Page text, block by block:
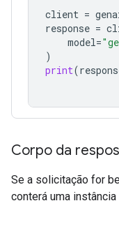
client =
response =
model=
)
print(
Corpo da
Se a solicitação for
conterá uma instância